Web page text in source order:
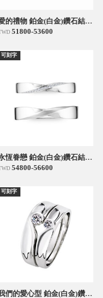
愛的禮物 鉑金(白金)鑽石結婚對戒
51800-53600
可刻字
永恆眷戀 鉑金(白金)鑽石結婚對戒
54800-56600
可刻字
我們的愛心型 鉑金(白金)鑽石結婚對戒